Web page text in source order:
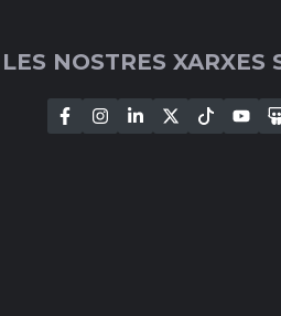
LES NOSTRES XARXES